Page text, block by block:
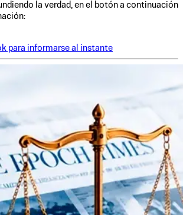
la verdad, en el botón a continuación
para informarse al instante